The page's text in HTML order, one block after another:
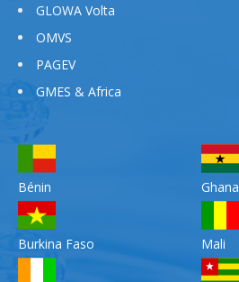
GLOWA Volta
OMVS
PAGEV
GMES & Africa
Bénin
Burkina Faso
Ghana
Mali